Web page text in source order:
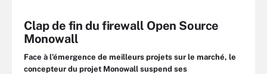
Clap de fin du firewall Open Source
Monowall
Face à l’émergence de meilleurs projets sur le marché, le
concepteur du projet Monowall suspend ses